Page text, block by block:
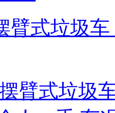
臂式垃圾